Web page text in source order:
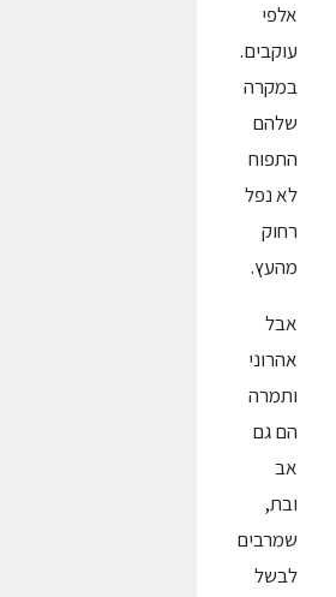
אלפי
עוקבים.
במקרה
שלהם
התפוח
לא נפל
רחוק
מהעץ.
אבל
אהרוני
ותמרה
הם גם
אב
ובת,
שמרבים
לבשל